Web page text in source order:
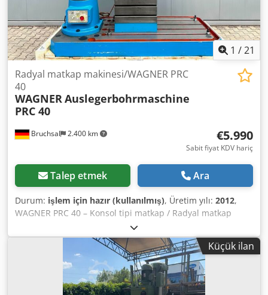
1 /21
Bruchsal 2.400 km
Radyal matkap makinesi/WAGNER PRC
40
WAGNERAuslegerbohrmaschine
PRC 40
€5.990
Sabit fiyat KDV hariç
Talep etmek Ara
Durum: işlem için hazır (kullanılmış), Üretim yılı: 2012,
WAGNER PRC 40 – Konsol tipi matkap / Radyal matkap
-İmalat yılı: 2012 -CE işareti -TAM TEKNİK VERİLER
FOTOĞRAFTA GÖRÜLMEKTEDİR -Otomatik ilerleme -Morse
konik MK 4 -Devir aralığı: 25-2000 devir/dakika -Soğutma
sistemi -Döner tabla -Belgeler Ölçüler: Uzunluk x Genişlik x
Yükseklik 2,5 x 1,1 x 2,65 metre / Ağırlık: 3500 kg Dkjdpfxszi
Av Ds Anysr Hatalar / Yazım hataları mahfuzdur.
Küçük ilan